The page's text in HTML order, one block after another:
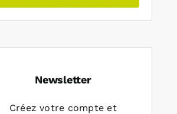
Newsletter
Créez votre compte et